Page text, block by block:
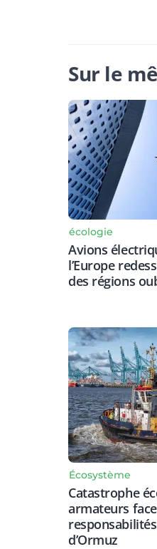
Sur le
écologie
Avions
l’Europe
des régions
Écosystème
Catastrophe
armateurs
d’Ormuz